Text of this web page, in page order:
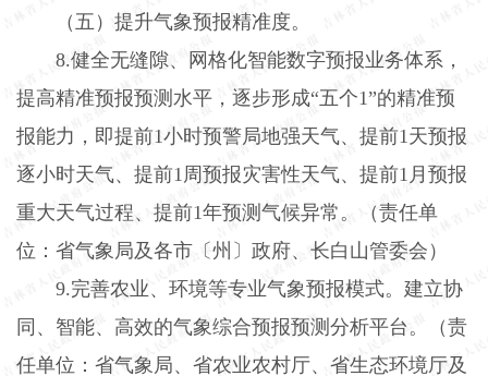
（五）提升气象预报精准度。
8.健全无缝隙、网格化智能数字预报业务体系，
提高精准预报预测水平，逐步形成“五个1”的精准预
报能力，即提前1小时预警局地强天气、提前1 天预报
逐小时天气、提前1 周预报灾害性天气、提前1 月预报
重大天气过程、提前1年预测气候异常。（责任单
位：省气象局及各市〔州〕政府、长白山管委会）
9.完善农业、环境等专业气象预报模式。建立协
同、智能、高效的气象综合预报预测分析平台。（责
任单位：省气象局、省农业农村厅、省生态环境厅及